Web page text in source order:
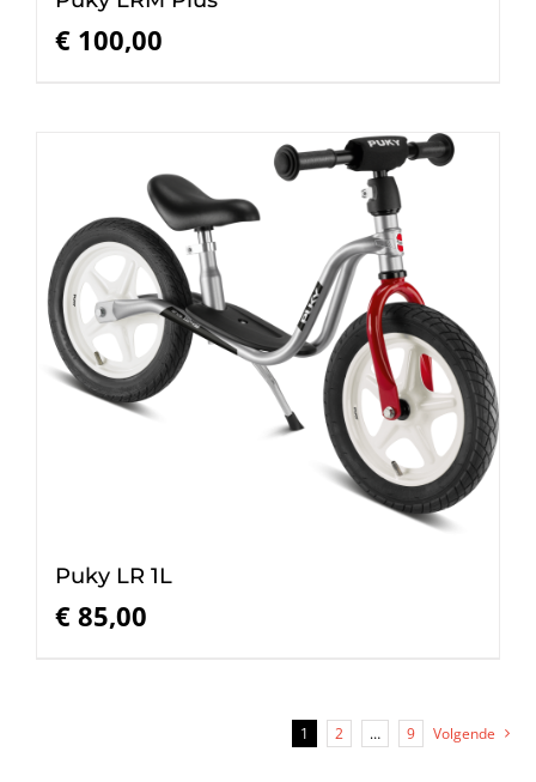
€ 100,00
Puky LR 1L
€ 85,00
1 2 … 9 Volgende